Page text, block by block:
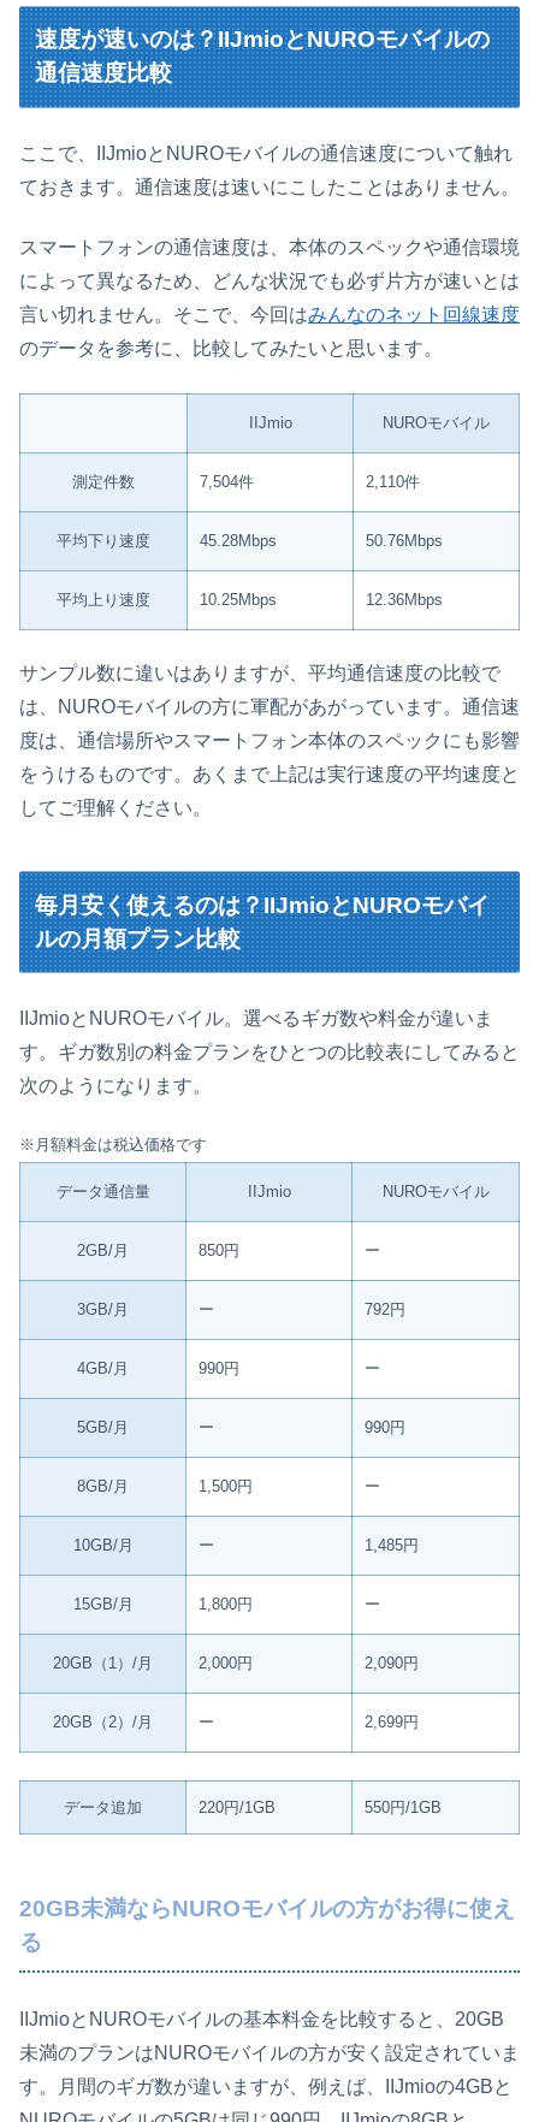
速度が速いのは？IIJmioとNUROモバイルの
通信速度比較
ここで、IIJmioとNUROモバイルの通信速度について触れ
ておきます。通信速度は速いにこしたことはありません。
スマートフォンの通信速度は、本体のスペックや通信環境
によって異なるため、どんな状況でも必ず片方が速いとは
言い切れません。そこで、今回はみんなのネット回線速度
のデータを参考に、比較してみたいと思います。
IIJmio NUROモバイル
測定件数 7,504件 2,110件
平均下り速度 45.28Mbps 50.76Mbps
平均上り速度 10.25Mbps 12.36Mbps
サンプル数に違いはありますが、平均通信速度の比較で
は、NUROモバイルの方に軍配があがっています。通信速
度は、通信場所やスマートフォン本体のスペックにも影響
をうけるものです。あくまで上記は実行速度の平均速度と
してご理解ください。
毎月安く使えるのは？IIJmioとNUROモバイ
ルの月額プラン比較
IIJmioとNUROモバイル。選べるギガ数や料金が違いま
す。ギガ数別の料金プランをひとつの比較表にしてみると
次のようになります。
※月額料金は税込価格です
データ通信量 IIJmio NUROモバイル
2GB/月 850円 ー
3GB/月 ー 792円
4GB/月 990円 ー
5GB/月 ー 990円
8GB/月 1,500円 ー
10GB/月 ー 1,485円
15GB/月 1,800円 ー
20GB（1）/月 2,000円 2,090円
20GB（2）/月 ー 2,699円
データ追加 220円/1GB 550円/1GB
20GB未満ならNUROモバイルの方がお得に使え
る
IIJmioとNUROモバイルの基本料金を比較すると、20GB
未満のプランはNUROモバイルの方が安く設定されていま
す。月間のギガ数が違いますが、例えば、IIJmioの4GBと